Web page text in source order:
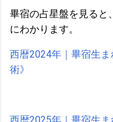
畢宿の占星盤を見ると
にわかります。
西暦2024年｜畢宿生
術》